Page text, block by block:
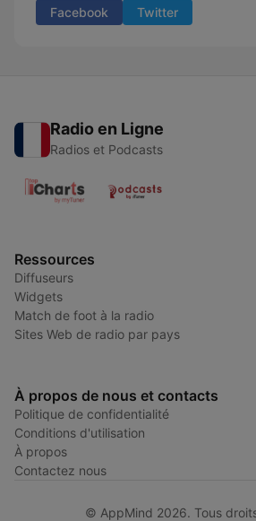
Facebook Twitter
Radio en Ligne
Radios et Podcasts
Ressources
Diffuseurs
Widgets
Match de foot à la radio
Sites Web de radio par pays
À propos de nous et contacts
Politique de confidentialité
Conditions d'utilisation
À propos
Contactez nous
© AppMind 2026. Tous